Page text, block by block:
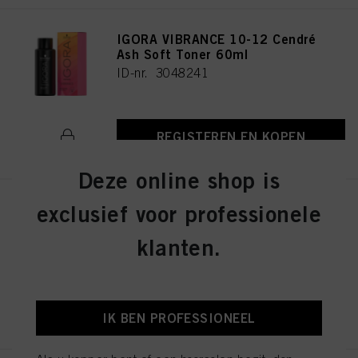
IGORA VIBRANCE 10-12 Cendré
Ash Soft Toner 60ml
ID-nr. 3048241
REGISTEREN EN KOPEN
IGORA VIBRANCE 4-13 Medium
Brown Cendré Matte 60ml
ID-nr. 3048290
Deze online shop is
exclusief voor professionele
klanten.
IK BEN PROFESSIONEEL